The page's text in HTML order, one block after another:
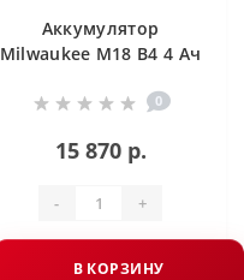
Аккумулятор
Milwaukee M18 B4 4 Ач
0
15 870 р.
- +
В КОРЗИНУ